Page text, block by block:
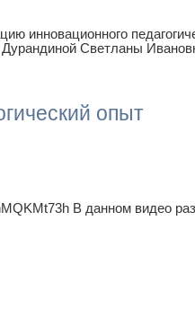
инновационного
Светланы
опыт
В данном видео